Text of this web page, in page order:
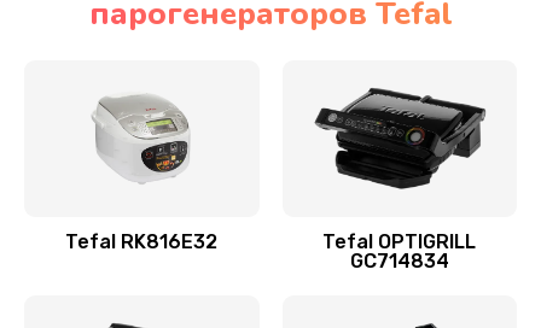
парогенераторов Tefal
Tefal RK816E32
Tefal OPTIGRILL
GC714834